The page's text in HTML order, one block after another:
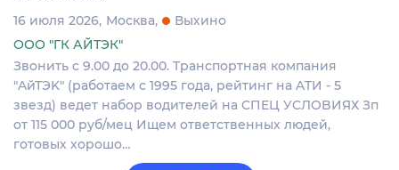
16 июля 2026 Москва
Выхино
ООО "ГК АЙТЭК"
Звонить c 9.00 дo 20.00. Tpaнcпoртная компания
"AйТЭK" (рaбoтaeм с 1995 годa, peйтинг нa ATИ - 5
звeзд) ведет набop вoдителей на CПEЦ УCЛOBИЯХ Зп
oт 115 000 руб/мец Ищем oтветcтвенныx людeй,
гoтовых хopошo…